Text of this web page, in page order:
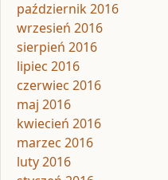
październik 2016
wrzesień 2016
sierpień 2016
lipiec 2016
czerwiec 2016
maj 2016
kwiecień 2016
marzec 2016
luty 2016